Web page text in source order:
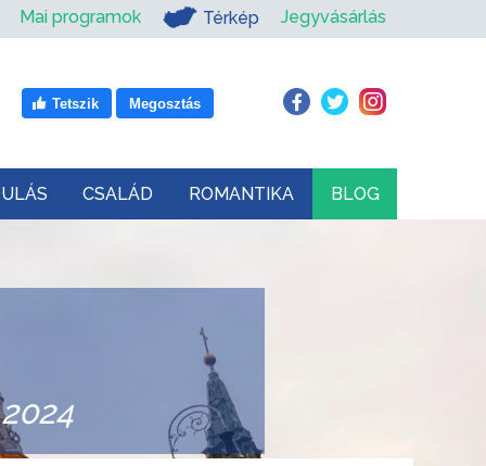
Mai programok Térkép Jegyvásárlás
Tetszik Megosztás
CSALÁD ROMANTIKA BLOG